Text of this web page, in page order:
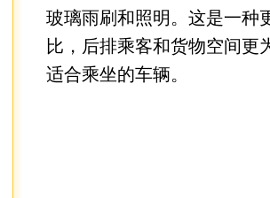
玻璃雨刷和照明。这是一种
比，后排乘客和货物空间更
适合乘坐的车辆。